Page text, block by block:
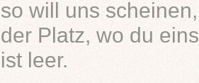
so will uns scheinen,
der Platz, wo du
ist leer.